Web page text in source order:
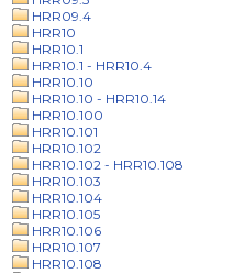
HRR09.4
HRR10
HRR10.1
HRR10.1 - HRR10.4
HRR10.10
HRR10.10 - HRR10.14
HRR10.100
HRR10.101
HRR10.102
HRR10.102 - HRR10.108
HRR10.103
HRR10.104
HRR10.105
HRR10.106
HRR10.107
HRR10.108